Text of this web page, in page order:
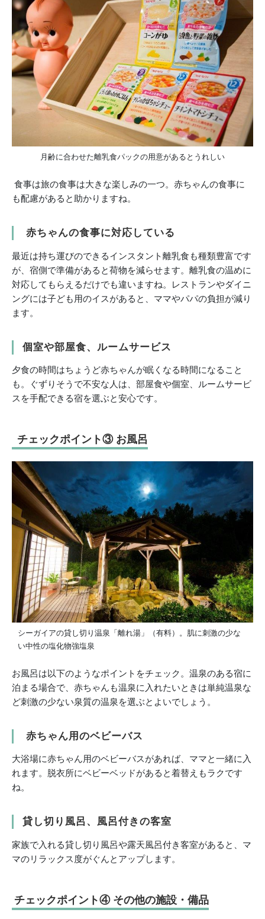
月齢に合わせた離乳食パックの用意があるとうれしい
食事は旅の食事は大きな楽しみの一つ。赤ちゃんの食事に
も配慮があると助かりますね。
赤ちゃんの食事に対応している
最近は持ち運びのできるインスタント離乳食も種類豊富です
が、宿側で準備があると荷物を減らせます。離乳食の温めに
対応してもらえるだけでも違いますね。レストランやダイニ
ングには子ども用のイスがあると、ママやパパの負担が減り
ます。
個室や部屋食、ルームサービス
夕食の時間はちょうど赤ちゃんが眠くなる時間になること
も。ぐずりそうで不安な人は、部屋食や個室、
ルームサービ
スを手配できる宿を選ぶと安心です。
チェックポイント③ お風呂
シーガイアの貸し切り温泉「離れ湯」（有料）。肌に刺激の少な
い中性の塩化物強塩泉
お風呂は以下のようなポイントをチェック。温泉のある宿に
泊まる場合で、赤ちゃんも温泉に入れたいときは単純温泉な
ど刺激の少ない泉質の温泉を選ぶとよいでしょう。
赤ちゃん用のベビーバス
大浴場に赤ちゃん用のベビーバスがあれば、ママと一緒に入
れます。脱衣所にベビーベッドがあると着替えもラクです
ね。
貸し切り風呂、風呂付きの客室
家族で入れる貸し切り風呂や露天風呂付き客室があると、マ
マのリラックス度がぐんとアップします。
チェックポイント④ その他の施設・備品